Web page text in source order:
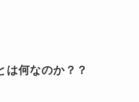
は何なのか？？